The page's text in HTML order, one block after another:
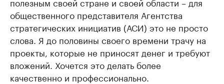
общественного представителя Агентства
стратегических инициатив (АСИ) это не просто
слова. Я до половины своего времени трачу на
проекты, которые не приносят денег и требуют
вложений. Хочется это делать более
качественно и профессионально.